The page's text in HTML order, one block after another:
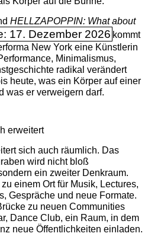
HELLZAPOPPIN: What about
17. Dezember 2026 kommt
New York eine Künstlerin
Minimalismus,
radikal verändert
heute, was ein Körper auf einer
was er verweigern darf.
erweitert
sich auch räumlich. Das
wird nicht bloß
ein zweiter Denkraum.
einem Ort für Musik, Lectures,
Gespräche und neue Formate.
zu neuen Communities
Dance Club, ein Raum, in dem
neue Öffentlichkeiten einladen.